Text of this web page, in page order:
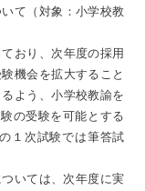
て（対象：小学校教
おり、次年度の採用
機会を拡大すること
よう、小学校教諭を
の受験を可能とする
１次試験では筆答試
いては、次年度に実